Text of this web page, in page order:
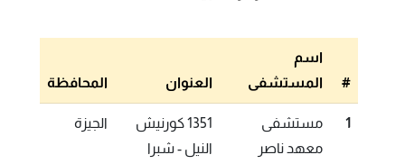
#
اسم
المستشفى
العنوان المحافظة
1
مستشفى
معهد ناصر
1351 كورنيش
النيل - شبرا
الجيزة